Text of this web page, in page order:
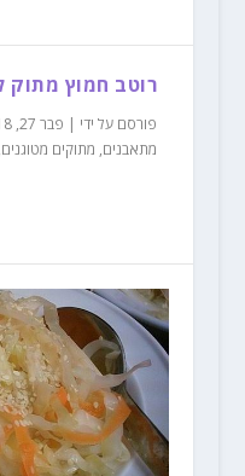
רוטב חמוץ מתוק
פורסם על ידי | פבר 27, 2018
מתאבנים, מתוקים מטוגנים